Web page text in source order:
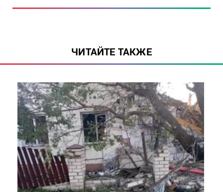
ЧИТАЙТЕ ТАКЖЕ